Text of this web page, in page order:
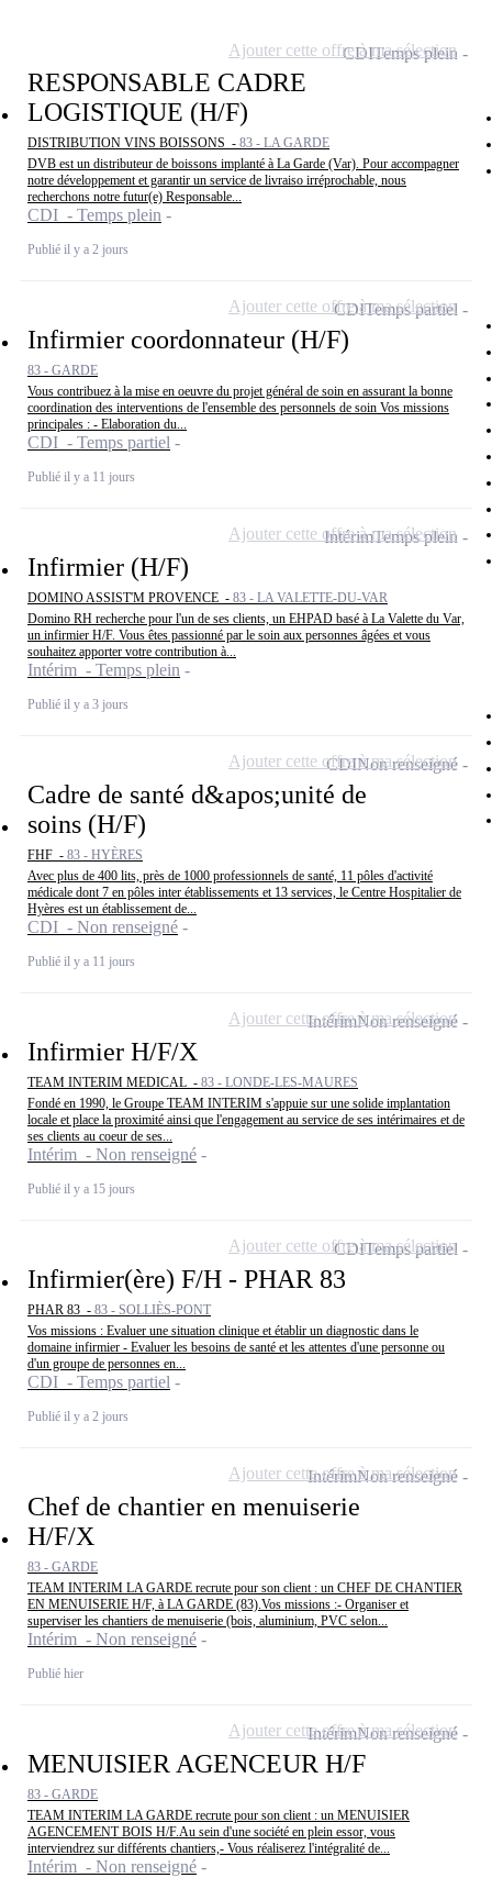
RESPONSABLE CADRE
LOGISTIQUE (H/F)
DISTRIBUTION VINS BOISSONS - 83 - LA GARDE
DVB est un distributeur de boissons implanté à La Garde (Var). Pour accompagner
notre développement et garantir un service de livraiso irréprochable, nous
recherchons notre futur(e) Responsable...
CDI - Temps plein
Publié il y a 2 jours
CDITemps plein
Ajouter cette offre à ma sélection
Infirmier coordonnateur (H/F)
83 - GARDE
Vous contribuez à la mise en oeuvre du projet général de soin en assurant la bonne
coordination des interventions de l'ensemble des personnels de soin Vos missions
principales : - Elaboration du...
CDI - Temps partiel
Publié il y a 11 jours
CDITemps partiel
Ajouter cette offre à ma sélection
Infirmier (H/F)
DOMINO ASSIST'M PROVENCE - 83 - LA VALETTE-DU-VAR
Domino RH recherche pour l'un de ses clients, un EHPAD basé à La Valette du Var,
un infirmier H/F. Vous êtes passionné par le soin aux personnes âgées et vous
souhaitez apporter votre contribution à...
Intérim - Temps plein
Publié il y a 3 jours
IntérimTemps plein
Ajouter cette offre à ma sélection
Cadre de santé d&apos;unité de
soins (H/F)
FHF - 83 - HYÈRES
Avec plus de 400 lits, près de 1000 professionnels de santé, 11 pôles d'activité
médicale dont 7 en pôles inter établissements et 13 services, le Centre Hospitalier de
Hyères est un établissement de...
CDI - Non renseigné
Publié il y a 11 jours
CDINon renseigné
Ajouter cette offre à ma sélection
Infirmier H/F/X
TEAM INTERIM MEDICAL - 83 - LONDE-LES-MAURES
Fondé en 1990, le Groupe TEAM INTERIM s'appuie sur une solide implantation
locale et place la proximité ainsi que l'engagement au service de ses intérimaires et de
ses clients au coeur de ses...
Intérim - Non renseigné
Publié il y a 15 jours
IntérimNon renseigné
Ajouter cette offre à ma sélection
Infirmier(ère) F/H - PHAR 83
PHAR 83 - 83 - SOLLIÈS-PONT
Vos missions : Evaluer une situation clinique et établir un diagnostic dans le
domaine infirmier - Evaluer les besoins de santé et les attentes d'une personne ou
d'un groupe de personnes en...
CDI - Temps partiel
Publié il y a 2 jours
CDITemps partiel
Ajouter cette offre à ma sélection
Chef de chantier en menuiserie
H/F/X
83 - GARDE
TEAM INTERIM LA GARDE recrute pour son client : un CHEF DE CHANTIER
EN MENUISERIE H/F, à LA GARDE (83).Vos missions :- Organiser et
superviser les chantiers de menuiserie (bois, aluminium, PVC selon...
Intérim - Non renseigné
Publié hier
IntérimNon renseigné
Ajouter cette offre à ma sélection
MENUISIER AGENCEUR H/F
83 - GARDE
TEAM INTERIM LA GARDE recrute pour son client : un MENUISIER
AGENCEMENT BOIS H/F.Au sein d'une société en plein essor, vous
interviendrez sur différents chantiers,- Vous réaliserez l'intégralité de...
Intérim - Non renseigné
IntérimNon renseigné
Ajouter cette offre à ma sélection